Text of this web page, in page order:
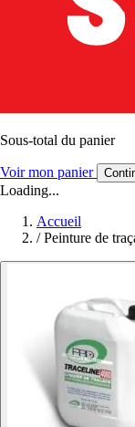
Sous-total du panier
Voir mon panier
Loading...
Accueil
/ Peinture de